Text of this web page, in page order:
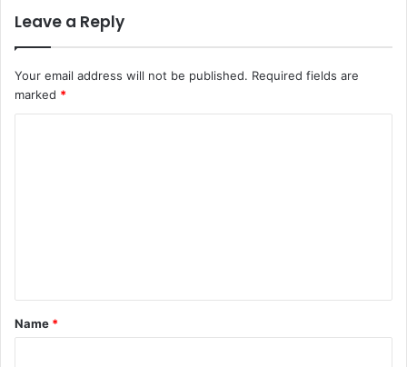
Leave a Reply
Your email address will not be published. Required fields are
marked *
*
Name *